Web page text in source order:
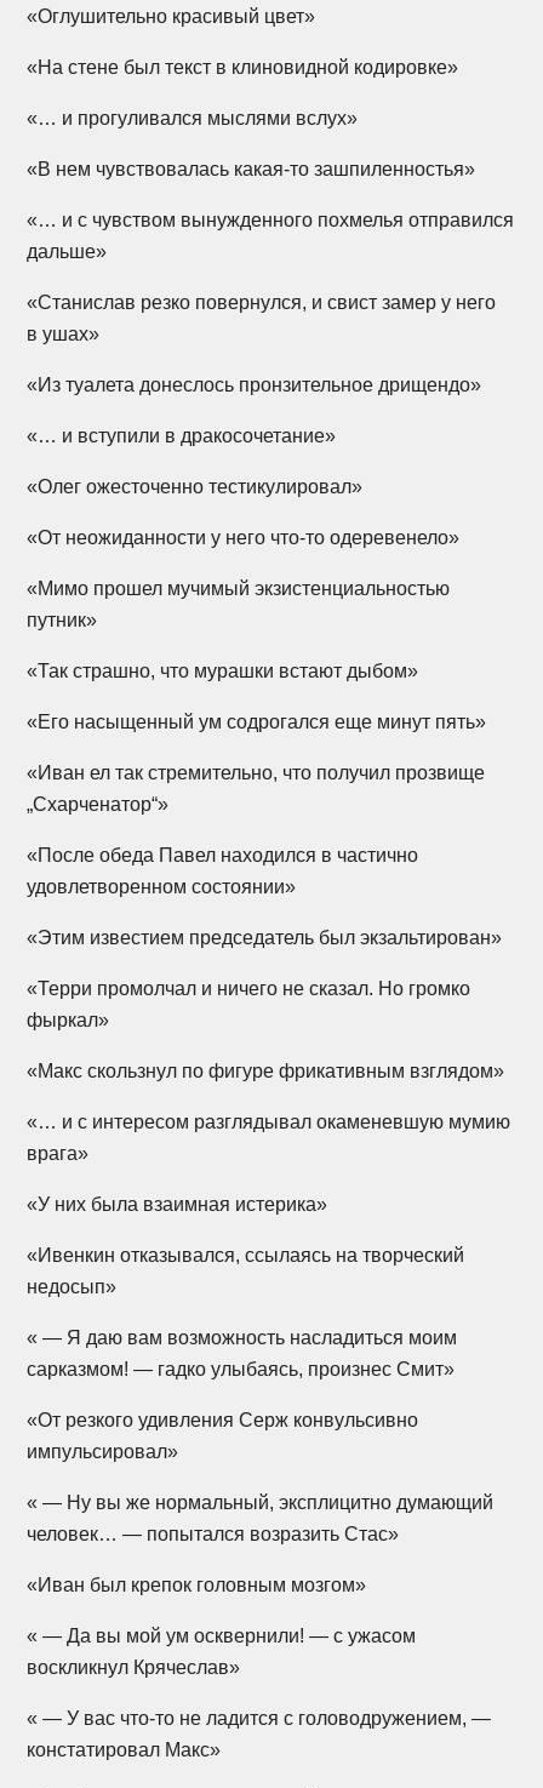
«Оглушительно красивый цвет»
«На стене был текст в клиновидной кодировке»
«… и прогуливался мыслями вслух»
«В нем чувствовалась какая-то зашпиленностья»
«… и с чувством вынужденного похмелья отправился
дальше»
«Станислав резко повернулся, и свист замер у него
в ушах»
«Из туалета донеслось пронзительное дрищендо»
«… и вступили в дракосочетание»
«Олег ожесточенно тестикулировал»
«От неожиданности у него что-то одеревенело»
«Мимо прошел мучимый экзистенциальностью
путник»
«Так страшно, что мурашки встают дыбом»
«Его насыщенный ум содрогался еще минут пять»
«Иван ел так стремительно, что получил прозвище
„Схарченатор“»
«После обеда Павел находился в частично
удовлетворенном состоянии»
«Этим известием председатель был экзальтирован»
«Терри промолчал и ничего не сказал. Но громко
фыркал»
«Макс скользнул по фигуре фрикативным взглядом»
«… и с интересом разглядывал окаменевшую мумию
врага»
«У них была взаимная истерика»
«Ивенкин отказывался, ссылаясь на творческий
недосып»
« — Я даю вам возможноcть насладиться моим
сарказмом! — гадко улыбаясь, произнес Смит»
«От резкого удивления Серж конвульсивно
импульсировал»
« — Ну вы же нормальный, эксплицитно думающий
человек… — попытался возразить Стас»
«Иван был крепок головным мозгом»
« — Да вы мой ум осквернили! — с ужасом
воскликнул Крячеслав»
« — У вас что-то не ладится с головодружением, —
констатировал Макс»